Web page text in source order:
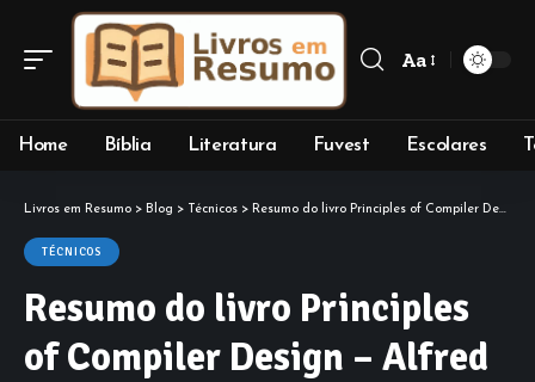
Font
Aa
Home Bíblia Literatura Fuvest Escolares
Livros em Resumo > Blog > Técnicos > Resumo do livro Principles of Compiler Design – Alfred Aho & Jeffrey Ullman
TÉCNICOS
Resumo do livro Principles
of Compiler Design – Alfred